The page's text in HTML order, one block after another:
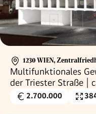
1230 WIEN,
Multifunktionales
der Triester Straße |
Nutzfläche
Kaufpreis
2.700.000